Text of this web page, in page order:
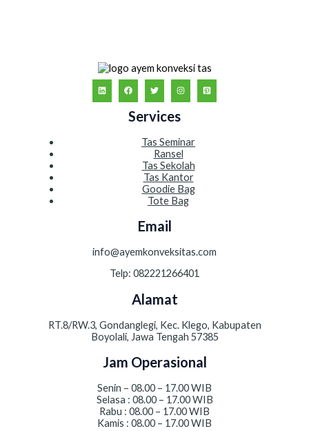
Services
Tas Seminar
Ransel
Tas Sekolah
Tas Kantor
Goodie Bag
Tote Bag
Email
info@ayemkonveksitas.com
Telp: 082221266401
Alamat
RT.8/RW.3, Gondanglegi, Kec. Klego, Kabupaten
Boyolali, Jawa Tengah 57385
Jam Operasional
Senin – 08.00 – 17.00 WIB
Selasa : 08.00 – 17.00 WIB
Rabu : 08.00 – 17.00 WIB
Kamis : 08.00 – 17.00 WIB